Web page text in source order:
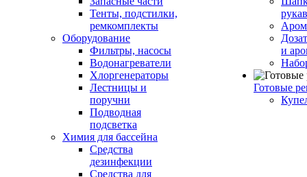
Тенты, подстилки,
ремкомплекты
Оборудование
Фильтры, насосы
Водонагреватели
Хлоргенераторы
Лестницы и
поручни
Подводная
подсветка
Химия для бассейна
Средства
дезинфекции
Средства для
и
Готовые